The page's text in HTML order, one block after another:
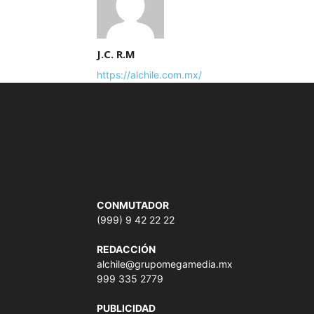
J.C. R.M
https://alchile.com.mx/
CONMUTADOR
(999) 9 42 22 22
REDACCIÓN
alchile@grupomegamedia.mx
999 335 2779
PUBLICIDAD